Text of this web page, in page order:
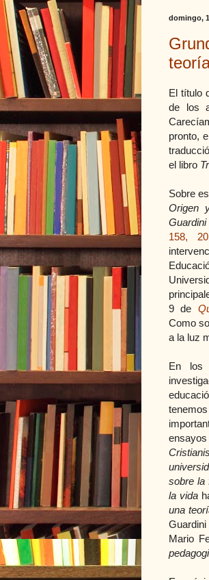
domingo,
El título
de los
pronto,
el libro
Sobre
Origen
Guardini
158,
9 de
Como
a la luz
En los
sobre
la vida
una
Mario